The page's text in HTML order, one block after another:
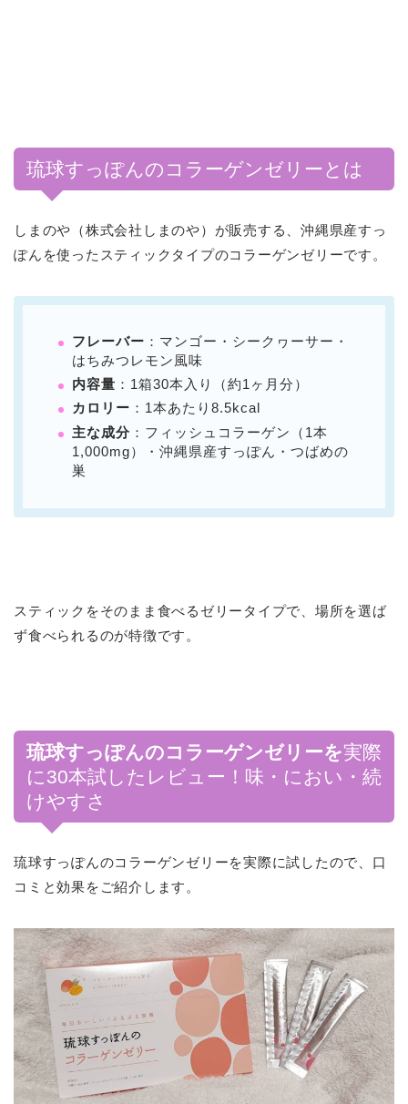
琉球すっぽんのコラーゲンゼリーとは
しまのや（株式会社しまのや）が販売する、沖縄県産すっ
ぽんを使ったスティックタイプのコラーゲンゼリーです。
フレーバー ：マンゴー・シークヮーサー・
はちみつレモン風味
内容量 ：1箱30本入り（約1ヶ月分）
カロリー ：1本あたり8.5kcal
主な成分 ：フィッシュコラーゲン（1本
1,000mg）・沖縄県産すっぽん・つばめの
巣
スティックをそのまま食べるゼリータイプで、場所を選ば
ず食べられるのが特徴です。
琉球すっぽんのコラーゲンゼリーを実際
に30本試したレビュー！味・におい・続
けやすさ
琉球すっぽんのコラーゲンゼリーを実際に試したので、口
コミと効果をご紹介します。